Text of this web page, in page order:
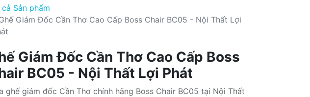
Sản phẩm
Giám Đốc Cần Thơ Cao Cấp Boss Chair BC05 - Nội Thất Lợi
Giám Đốc Cần Thơ Cao Cấp Boss
BC05 - Nội Thất Lợi Phát
ghế giám đốc Cần Thơ chính hãng Boss Chair BC05 tại Nội Thất